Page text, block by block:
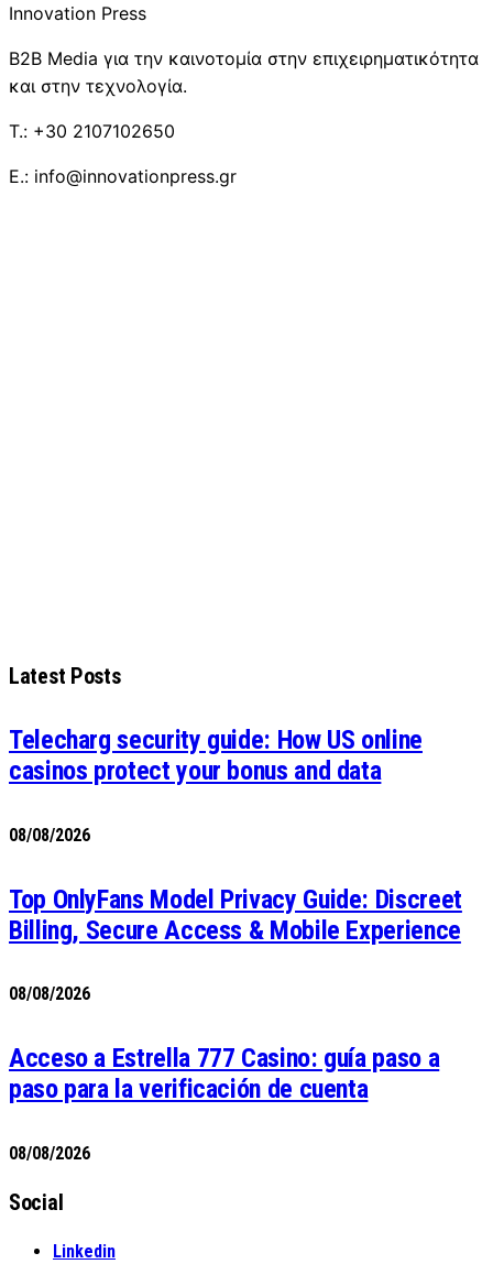
Innovation Press
B2B Media για την καινοτομία στην επιχειρηματικότητα
και στην τεχνολογία.
T.: +30 2107102650
E.: info@innovationpress.gr
Latest Posts
Telecharg security guide: How US online
casinos protect your bonus and data
08/08/2026
Top OnlyFans Model Privacy Guide: Discreet
Billing, Secure Access & Mobile Experience
08/08/2026
Acceso a Estrella 777 Casino: guía paso a
paso para la verificación de cuenta
08/08/2026
Social
Linkedin